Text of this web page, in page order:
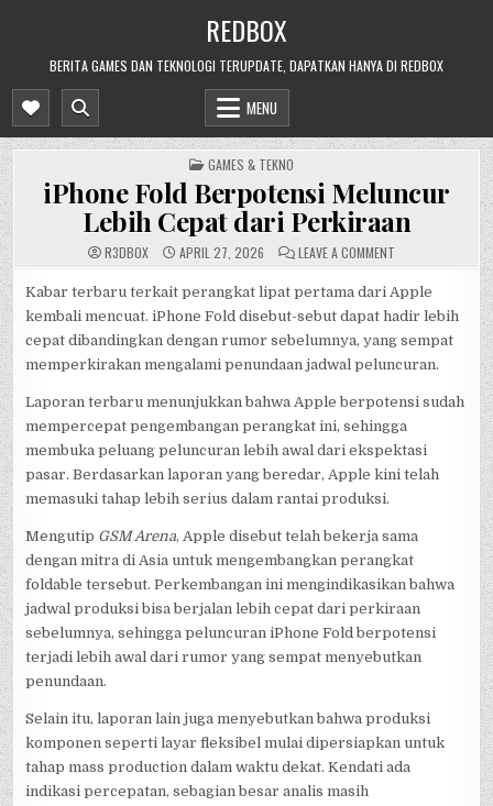
REDBOX
BERITA GAMES DAN TEKNOLOGI TERUPDATE, DAPATKAN HANYA DI REDBOX
MENU
POSTED
IN
GAMES & TEKNO
iPhone Fold Berpotensi Meluncur
Lebih Cepat dari Perkiraan
R3DB0X APRIL 27, 2026 LEAVE A COMMENTON
BERPOTENSI
MELUNCUR
LEBIH
DARI
Kabar terbaru terkait perangkat lipat pertama dari Apple
kembali mencuat. iPhone Fold disebut-sebut dapat hadir lebih
cepat dibandingkan dengan rumor sebelumnya, yang sempat
memperkirakan mengalami penundaan jadwal peluncuran.
Laporan terbaru menunjukkan bahwa Apple berpotensi sudah
mempercepat pengembangan perangkat ini, sehingga
membuka peluang peluncuran lebih awal dari ekspektasi
pasar. Berdasarkan laporan yang beredar, Apple kini telah
memasuki tahap lebih serius dalam rantai produksi.
Mengutip GSM Arena, Apple disebut telah bekerja sama
dengan mitra di Asia untuk mengembangkan perangkat
foldable tersebut. Perkembangan ini mengindikasikan bahwa
jadwal produksi bisa berjalan lebih cepat dari perkiraan
sebelumnya, sehingga peluncuran iPhone Fold berpotensi
terjadi lebih awal dari rumor yang sempat menyebutkan
penundaan.
Selain itu, laporan lain juga menyebutkan bahwa produksi
komponen seperti layar fleksibel mulai dipersiapkan untuk
tahap mass production dalam waktu dekat. Kendati ada
indikasi percepatan, sebagian besar analis masih